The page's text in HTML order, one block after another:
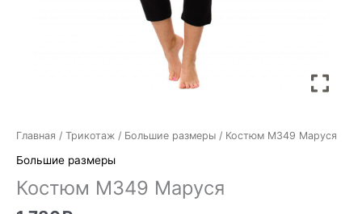
Главная / Трикотаж / Большие размеры / Костюм М349 Маруся
Большие размеры
Костюм М349 Маруся